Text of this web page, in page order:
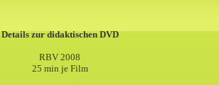
Details zur didaktischen DVD
RBV 2008
25 min je Film